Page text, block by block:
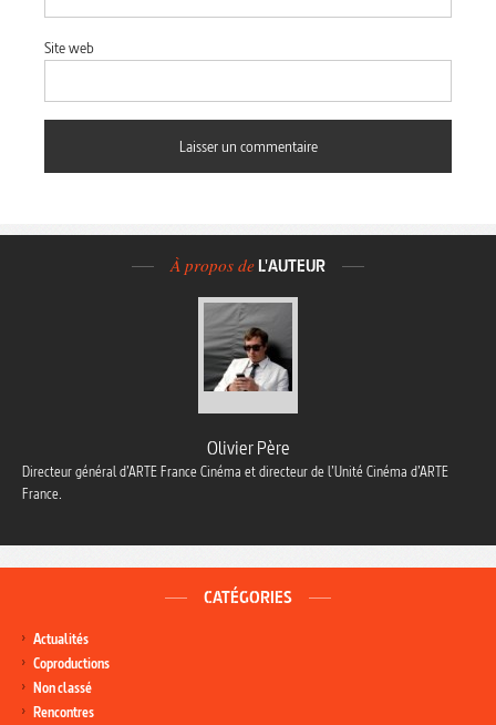
Site web
À propos de L'AUTEUR
Olivier Père
Directeur général d’ARTE France Cinéma et directeur de l’Unité Cinéma d’ARTE
France.
CATÉGORIES
Actualités
Coproductions
Non classé
Rencontres